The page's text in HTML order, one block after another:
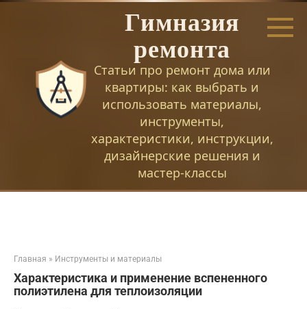
Перейти
Гимназия
ремонта
Статьи про ремонт дома или
квартиры: как выбрать и
использовать материалы,
инструменты,
характеристики, инструкции,
дизайнерские решения и
мастер-классы
Главная » Инструменты и материалы
Характеристика и применение вспененного
полиэтилена для теплоизоляции